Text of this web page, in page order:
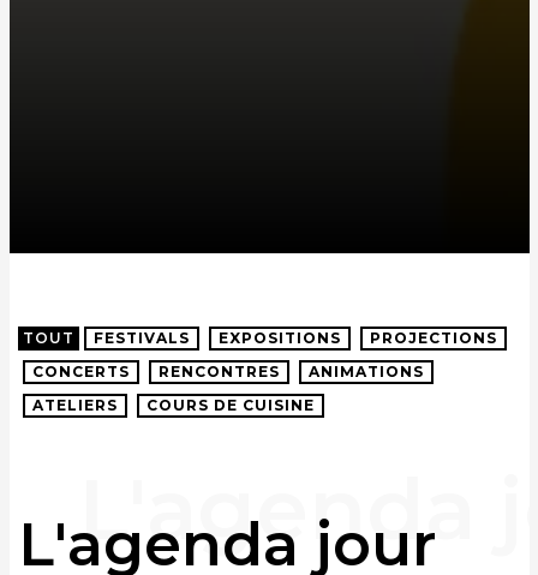
TOUT FESTIVALS EXPOSITIONS
PROJECTIONS
CONCERTS
RENCONTRES
ANIMATIONS
ATELIERS
COURS DE CUISINE
L'agenda jour